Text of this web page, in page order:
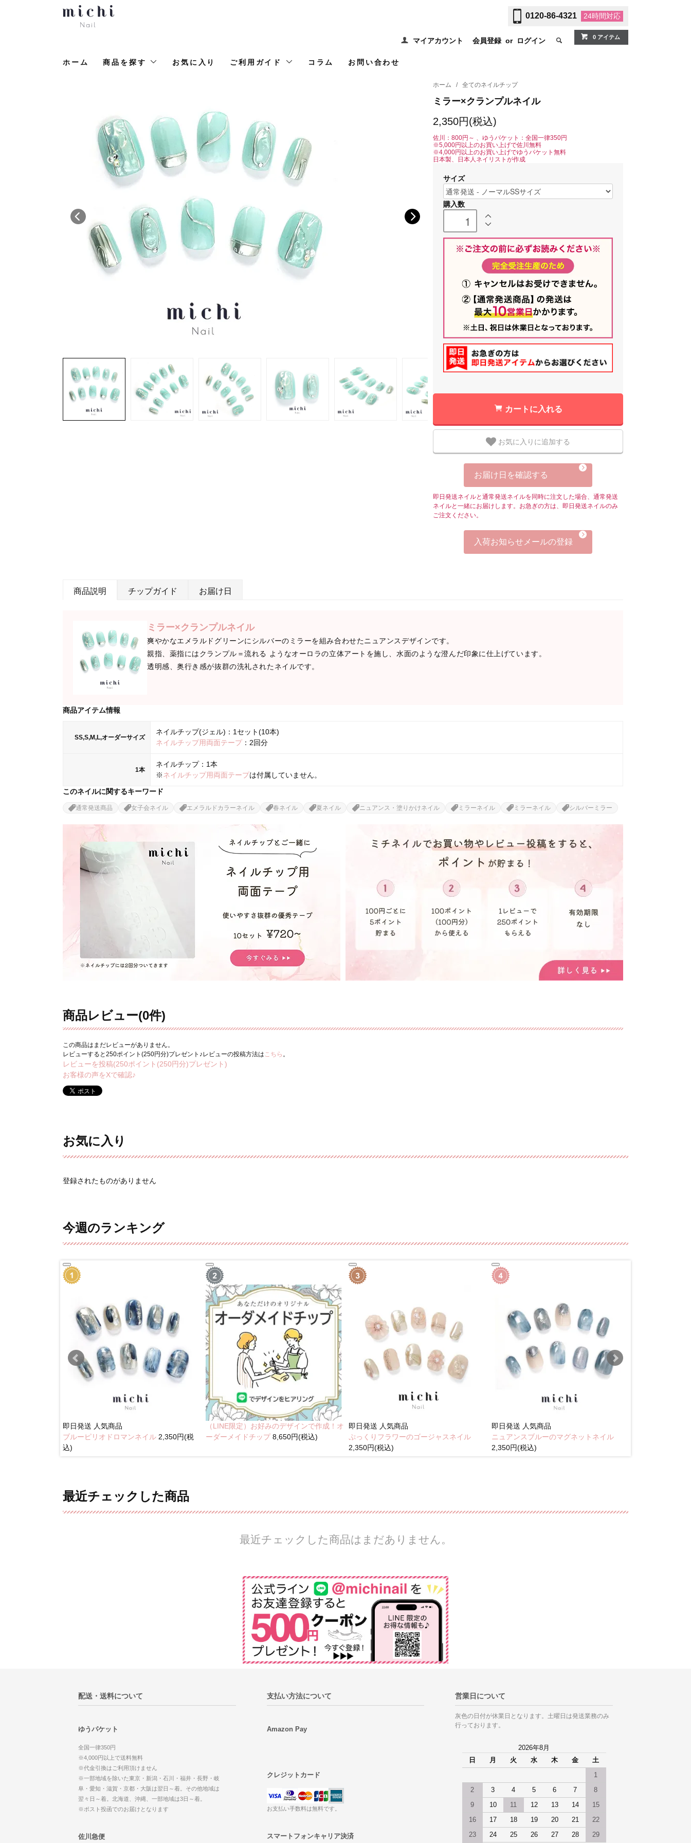
0120-86-4321 24時間対応
マイアカウント 会員登録 or ログイン 0 アイテム
ホーム 商品を探す お気に入り ご利用ガイド コラム お問い合わせ
ホーム / 全てのネイルチップ
ミラー×クランプルネイル
2,350円(税込)
佐川：800円～ 、ゆうパケット：全国一律350円
※5,000円以上のお買い上げで佐川無料
※4,000円以上のお買い上げでゆうパケット無料
日本製、日本人ネイリストが作成
サイズ
購入数
カートに入れる
お気に入りに追加する
お届け日を確認する
即日発送ネイルと通常発送ネイルを同時に注文した場合、通常発送
ネイルと一緒にお届けします。お急ぎの方は、即日発送ネイルのみ
ご注文ください。
入荷お知らせメールの登録
商品説明 チップガイド お届け日
ミラー×クランプルネイル
爽やかなエメラルドグリーンにシルバーのミラーを組み合わせたニュアンスデザインです。
親指、薬指にはクランプル＝流れる ようなオーロラの立体アートを施し、水面のような澄んだ印象に仕上げています。
透明感、奥行き感が抜群の洗礼されたネイルです。
商品アイテム情報
SS,S,M,L,オーダーサイズ
ネイルチップ(ジェル)：1セット(10本)
ネイルチップ用両面テープ：2回分
1本
ネイルチップ：1本
※ネイルチップ用両面テープは付属していません。
このネイルに関するキーワード
通常発送商品 女子会ネイル エメラルドカラーネイル 春ネイル 夏ネイル ニュアンス・塗りかけネイル ミラーネイル ミラーネイル シルバーミラー
商品レビュー(0件)
この商品はまだレビューがありません。
レビューすると250ポイント(250円分)プレゼント♪レビューの投稿方法は こちら 。
レビューを投稿(250ポイント(250円分)プレゼント)
お客様の声をXで確認♪
お気に入り
登録されたものがありません
今週のランキング
即日発送 人気商品
ブルーピリオドロマンネイル 2,350円(税
込)
（LINE限定）お好みのデザインで作成！オ
ーダーメイドチップ8,650円(税込)
即日発送 人気商品
ぷっくりフラワーのゴージャスネイル
2,350円(税込)
即日発送 人気商品
ニュアンスブルーのマグネットネイル
2,350円(税込)
最近チェックした商品
最近チェックした商品はまだありません。
配送・送料について
ゆうパケット
全国一律350円
※4,000円以上で送料無料
※代金引換はご利用頂けません
※一部地域を除いた東京・新潟・石川・福井・長野・岐
阜・愛知・滋賀・京都・大阪は翌日～着。その他地域は
翌々日～着。北海道、沖縄、一部地域は3日～着。
※ポスト投函でのお届けとなります
佐川急便
支払い方法について
Amazon Pay
クレジットカード
お支払い手数料は無料です。
スマートフォンキャリア決済
営業日について
灰色の日付が休業日となります。土曜日は発送業務のみ
行っております。
2026年8月
日
月 火 水 木 金 土
1
2 3 4 5 6 7 8
9 10 11 12 13 14 15
16 17 18 19 20 21 22
23 24 25 26 27 28 29